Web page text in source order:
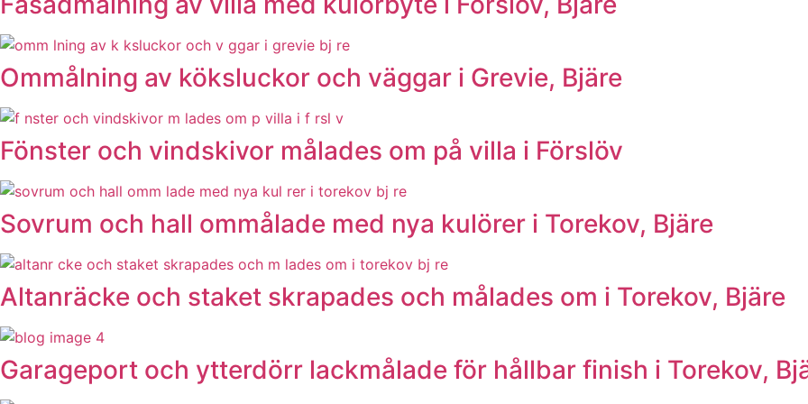
Ommålning av köksluckor och väggar i Grevie, Bjäre
Fönster och vindskivor målades om på villa i Förslöv
Sovrum och hall ommålade med nya kulörer i Torekov, Bjäre
Altanräcke och staket skrapades och målades om i Torekov, Bjäre
Garageport och ytterdörr lackmålade för hållbar finish i Torekov,